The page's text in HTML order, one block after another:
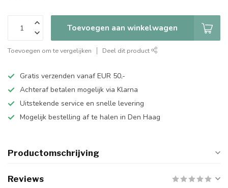
Toevoegen aan winkelwagen
Toevoegen om te vergelijken Deel dit product
Gratis verzenden vanaf EUR 50,-
Achteraf betalen mogelijk via Klarna
Uitstekende service en snelle levering
Mogelijk bestelling af te halen in Den Haag
Productomschrijving
Reviews